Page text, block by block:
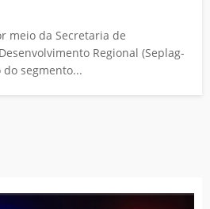
meio da Secretaria de
Regional (Seplag-
do segmento...